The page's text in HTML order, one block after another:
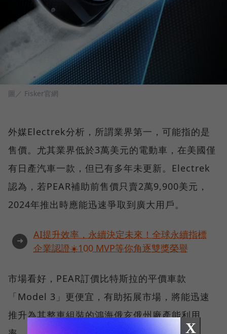
圖／ Fisker官網
外媒Electrek分析，所謂業界第一，可能指的是
售價。尤其業界低於3萬美元的電動車，在美國僅
有日產汽車一款，但已有多年未更新。Electrek
認為，若PEAR補助前售價只賣2萬9,900美元，
2024年推出時應能迅速爭取到廣大用戶。
➜
AI提升效率，永續決定未來！全球永續指標
企業認證☀️100 MVP等你角逐雙獎榮譽
市場看好，PEAR訂價比特斯拉的平價車款
「Model 3」更便宜，有助拓展市場，將能迅速
推升為其整車組裝的鴻海俄亥俄州廠產能利用
X